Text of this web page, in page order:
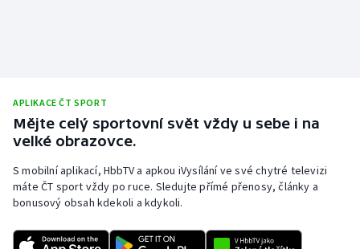
APLIKACE ČT SPORT
Mějte celý sportovní svět vždy u sebe i na
velké obrazovce.
S mobilní aplikací, HbbTV a apkou iVysílání ve své chytré televizi
máte ČT sport vždy po ruce. Sledujte přímé přenosy, články a
bonusový obsah kdekoli a kdykoli.